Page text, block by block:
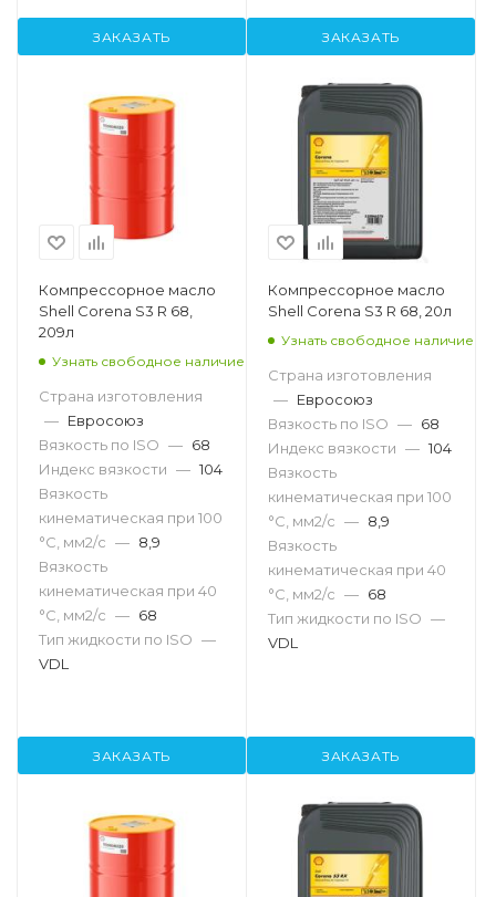
ЗАКАЗАТЬ ЗАКАЗАТЬ
Компрессорное масло
Shell Corena S3 R 68,
209л
Узнать свободное наличие
Страна изготовления
— Евросоюз
Вязкость по ISO — 68
Индекс вязкости — 104
Вязкость
кинематическая при 100
°С, мм2/с — 8,9
Вязкость
кинематическая при 40
°С, мм2/с — 68
Тип жидкости по ISO —
VDL
ЗАКАЗАТЬ
Компрессорное масло
Shell Corena S3 R 68, 20л
Узнать свободное наличие
Страна изготовления
— Евросоюз
Вязкость по ISO — 68
Индекс вязкости — 104
Вязкость
кинематическая при 100
°С, мм2/с — 8,9
Вязкость
кинематическая при 40
°С, мм2/с — 68
Тип жидкости по ISO —
VDL
ЗАКАЗАТЬ